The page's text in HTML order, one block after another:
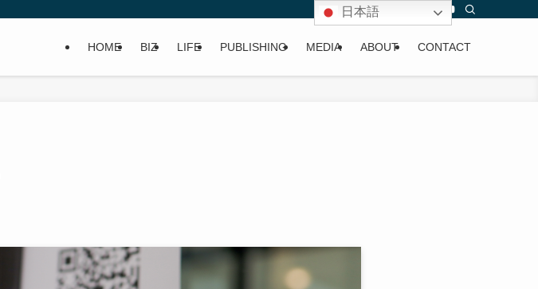
HOME BIZ LIFE PUBLISHING MEDIA ABOUT CONTACT
日本語